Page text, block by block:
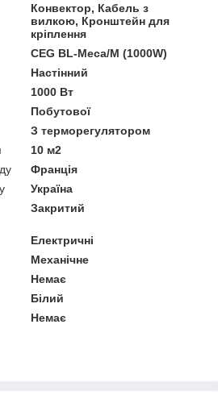
Конвектор, Кабель з
вилкою, Кронштейн для
кріплення
CEG BL-Meca/M (1000W)
Настінний
1000 Вт
Побутової
З терморегулятором
10 м2
Франція
Україна
Закритий
Електричні
Механічне
Немає
Білий
Немає